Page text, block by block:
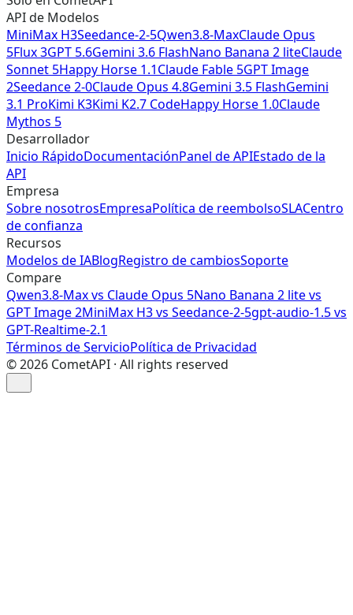
API de Modelos
MiniMax H3Seedance-2-5Qwen3.8-MaxClaude Opus
5Flux 3GPT 5.6Gemini 3.6 FlashNano Banana 2 liteClaude
Sonnet 5Happy Horse 1.1Claude Fable 5GPT Image
2Seedance 2-0Claude Opus 4.8Gemini 3.5 FlashGemini
3.1 ProKimi K3Kimi K2.7 CodeHappy Horse 1.0Claude
Mythos 5
Desarrollador
Inicio RápidoDocumentaciónPanel de APIEstado de la
API
Empresa
Sobre nosotrosEmpresaPolítica de reembolsoSLACentro
de confianza
Recursos
Modelos de IABlogRegistro de cambiosSoporte
Compare
Qwen3.8-Max vs Claude Opus 5Nano Banana 2 lite vs
GPT Image 2MiniMax H3 vs Seedance-2-5gpt-audio-1.5 vs
GPT-Realtime-2.1
Términos de ServicioPolítica de Privacidad
©2026 CometAPI · All rights reserved